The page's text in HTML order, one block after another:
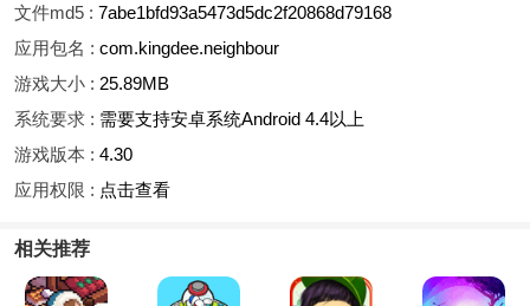
文件md5 : 7abe1bfd93a5473d5dc2f20868d79168
应用包名 : com.kingdee.neighbour
游戏大小 : 25.89MB
系统要求 : 需要支持安卓系统Android 4.4以上
游戏版本 : 4.30
应用权限 : 点击查看
相关推荐